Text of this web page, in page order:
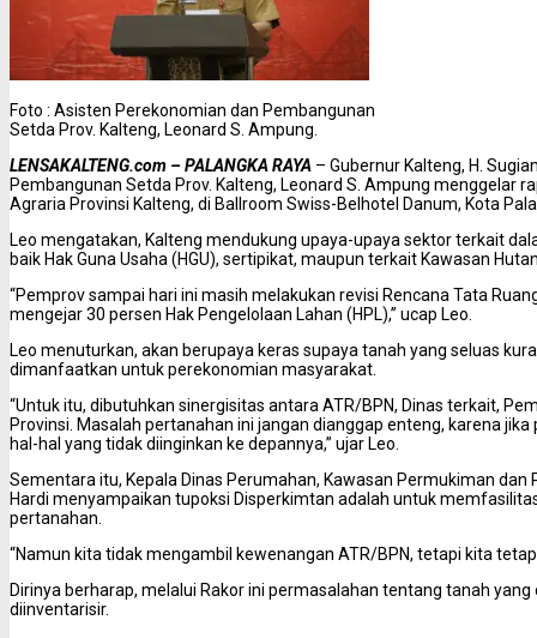
Foto : Asisten Perekonomian dan Pembangunan
Setda Prov. Kalteng, Leonard S. Ampung.
LENSAKALTENG.com – PALANGKA RAYA – Gubernur Kalteng, H.
Pembangunan Setda Prov. Kalteng, Leonard S. Ampung menggelar
Agraria Provinsi Kalteng, di Ballroom Swiss-Belhotel Danum, Kota
Leo mengatakan, Kalteng mendukung upaya-upaya sektor terkait
baik Hak Guna Usaha (HGU), sertipikat, maupun terkait Kawasan
“Pemprov sampai hari ini masih melakukan revisi Rencana Tata
mengejar 30 persen Hak Pengelolaan Lahan (HPL),” ucap Leo.
Leo menuturkan, akan berupaya keras supaya tanah yang seluas
dimanfaatkan untuk perekonomian masyarakat.
“Untuk itu, dibutuhkan sinergisitas antara ATR/BPN, Dinas terkait,
Provinsi. Masalah pertanahan ini jangan dianggap enteng, karena
hal-hal yang tidak diinginkan ke depannya,” ujar Leo.
Sementara itu, Kepala Dinas Perumahan, Kawasan Permukiman dan
Hardi menyampaikan tupoksi Disperkimtan adalah untuk
pertanahan.
“Namun kita tidak mengambil kewenangan ATR/BPN, tetapi kita
Dirinya berharap, melalui Rakor ini permasalahan tentang tanah
diinventarisir.